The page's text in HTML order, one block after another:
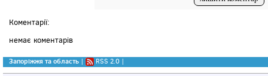
Коментарії:
немає коментарів
Запоріжжя та область | RSS 2.0 |